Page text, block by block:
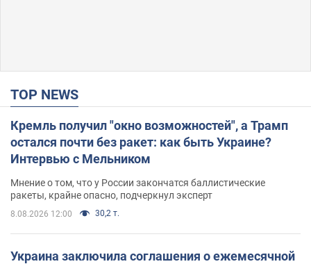
TOP NEWS
Кремль получил "окно возможностей", а Трамп
остался почти без ракет: как быть Украине?
Интервью с Мельником
Мнение о том, что у России закончатся баллистические
ракеты, крайне опасно, подчеркнул эксперт
8.08.2026 12:00 30,2 т.
Украина заключила соглашения о ежемесячной